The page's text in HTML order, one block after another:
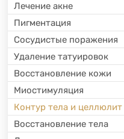
Лечение акне
Пигментация
Сосудистые поражения
Удаление татуировок
Восстановление кожи
Миостимуляция
Контур тела и целлюлит
Восстановление тела